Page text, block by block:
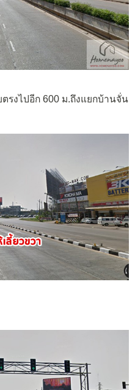
รงไปอีก 600 ม.ถึงแยกบ้านจั่น